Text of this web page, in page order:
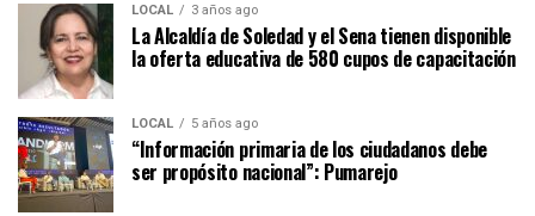
LOCAL 3 años ago
La Alcaldía de Soledad y el Sena tienen disponible
la oferta educativa de 580 cupos de capacitación
LOCAL 5 años ago
“Información primaria de los ciudadanos debe
ser propósito nacional”: Pumarejo